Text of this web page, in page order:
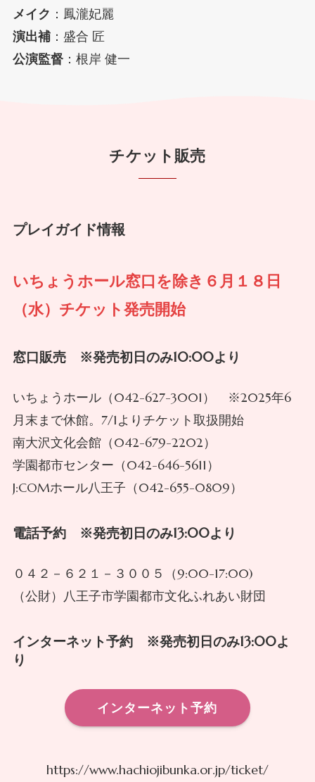
メイク ：鳳瀧妃麗
演出補：盛合 匠
公演監督：根岸 健一
チケット販売
プレイガイド情報
いちょうホール窓口を除き６月１８日
（水）チケット発売開始
窓口販売 ※発売初日のみ10:00より
いちょうホール（042-627-3001） ※2025年6
月末まで休館。7/1よりチケット取扱開始
南大沢文化会館（042-679-2202）
学園都市センター（042-646-5611）
J:COMホール八王子（042-655-0809）
電話予約 ※発売初日のみ13:00より
０４２－６２１－３００５（9:00-17:00)
（公財）八王子市学園都市文化ふれあい財団
インターネット予約 ※発売初日のみ13:00よ
り
インターネット予約
https://www.hachiojibunka.or.jp/ticket/